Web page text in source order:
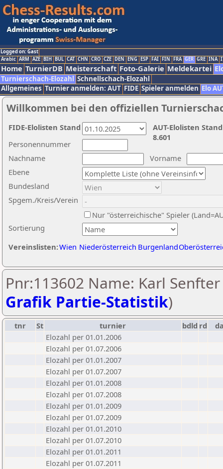
Logged on: Gast
Arabic ARM AZE BIH BUL CAT CHN CRO CZE DEN ENG ESP FAI FIN FRA GER GRE INA
Home TurnierDB Meisterschaft Foto-Galerie Meldekartei
Turnierschach-Elozahl Schnellschach-Elozahl
Allgemeines Turnier anmelden: AUT FIDE Spieler anmelden Elo
Willkommen bei den offiziellen
Nachname
Vorname
Ebene
Sortierung
Personennummer
Bundesland
Spgem./Kreis/Verein
Nur "österreichische" Spieler
Vereinslisten:Wien Niederösterreich Burgenland
AUT-Elolisten
8.601
FIDE-Elolisten Stand
Pnr:113602 Name: Karl Senfter
Grafik Partie-Statistik)
tnr St turnier bdld rd
Elozahl per 01.01.2006
Elozahl per 01.07.2006
Elozahl per 01.01.2007
Elozahl per 01.07.2007
Elozahl per 01.01.2008
Elozahl per 01.07.2008
Elozahl per 01.01.2009
Elozahl per 01.07.2009
Elozahl per 01.01.2010
Elozahl per 01.07.2010
Elozahl per 01.01.2011
Elozahl per 01.07.2011